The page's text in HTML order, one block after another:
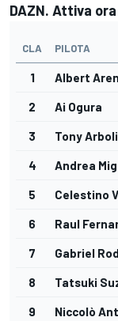
DAZN. Attiva ora
CLA PILOTA
1 Albert
2 Ai Ogura
3 Tony
4 Andrea
5 Celestino
6 Raul
7 Gabriel
8 Tatsuki
9 Niccolò